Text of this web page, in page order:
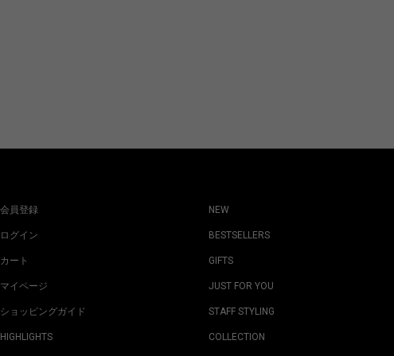
会員登録
ログイン
カート
マイページ
ショッピングガイド
HIGHLIGHTS
NEW
BESTSELLERS
GIFTS
JUST FOR YOU
STAFF STYLING
COLLECTION